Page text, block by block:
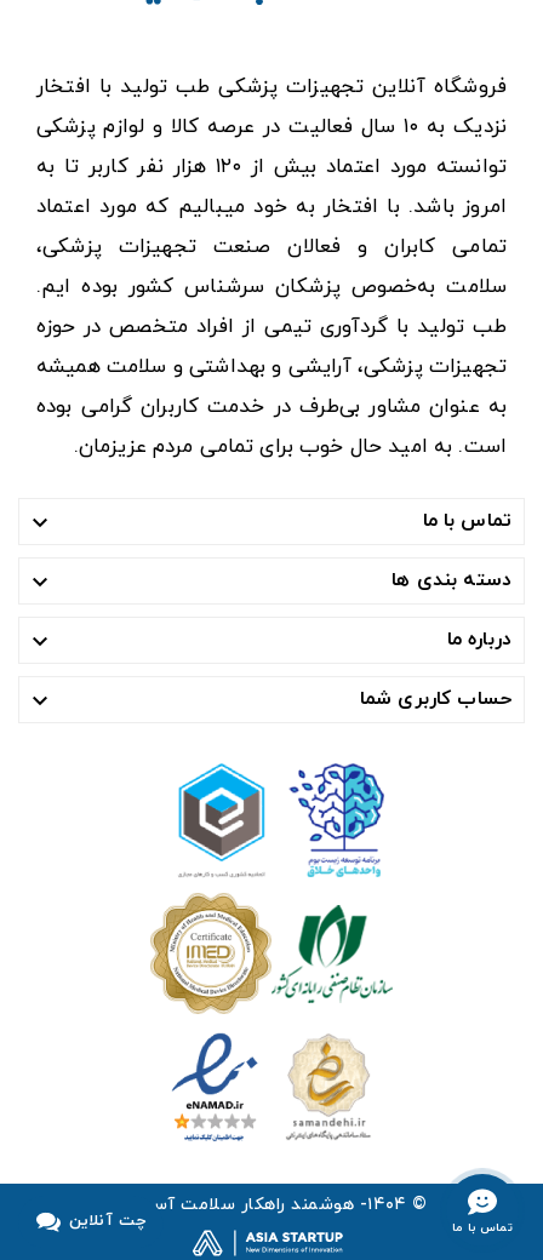
فروشگاه آنلاین تجهیزات پزشکی طب تولید با افتخار
نزدیک به ۱۰ سال فعالیت در عرصه کالا و لوازم پزشکی
توانسته مورد اعتماد بیش از ۱۲۰ هزار نفر کاربر تا به
امروز باشد. با افتخار به خود میبالیم که مورد اعتماد
تمامی کابران و فعالان صنعت تجهیزات پزشکی،
سلامت به‌خصوص پزشکان سرشناس کشور بوده ایم.
طب تولید با گردآوری تیمی از افراد متخصص در حوزه
تجهیزات پزشکی، آرایشی و بهداشتی و سلامت همیشه
به عنوان مشاور بی‌طرف در خدمت کاربران گرامی بوده
است. به امید حال خوب برای تمامی مردم عزیزمان.
تماس با ما 
دسته بندی ها 
درباره ما 
حساب کاربری شما 
© ۱۴۰۴- هوشمند راهکار سلامت آسیا ™
تماس با ما چت آنلاین